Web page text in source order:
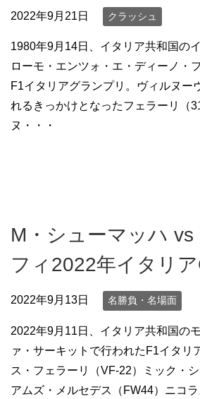
2022年9月21日 クラッシュ
1980年9月14日、イタリア共和国の
ローモ・エンツォ・エ・ディーノ・
F1イタリアグランプリ。ヴィルヌー
れるきっかけとなったフェラーリ（
ヌ・・・
M・シューマッハ vs
フィ2022年イタリ
2022年9月13日 名勝負・名場面
2022年9月11日、イタリア共和国の
ァ・サーキットで行われたF1イタリ
ス・フェラーリ（VF-22）ミック・
アムズ・メルセデス（FW44）ニコ